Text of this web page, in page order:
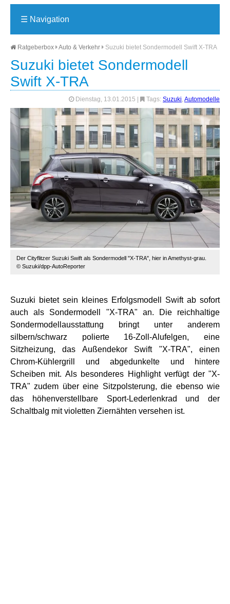
☰ Navigation
Ratgeberbox Auto & Verkehr Suzuki bietet Sondermodell Swift X-TRA
Suzuki bietet Sondermodell
Swift X-TRA
Dienstag, 13.01.2015 Tags: Suzuki, Automodelle
Der Cityflitzer Suzuki Swift als Sondermodell "X-TRA", hier in Amethyst-grau.
© Suzuki/dpp-AutoReporter
Suzuki bietet sein kleines Erfolgsmodell Swift ab sofort
auch als Sondermodell "X-TRA" an. Die reichhaltige
Sondermodellausstattung bringt unter anderem
silbern/schwarz polierte 16-Zoll-Alufelgen, eine
Sitzheizung, das Außendekor Swift "X-TRA", einen
Chrom-Kühlergrill und abgedunkelte und hintere
Scheiben mit. Als besonderes Highlight verfügt der "X-
TRA" zudem über eine Sitzpolsterung, die ebenso wie
das höhenverstellbare Sport-Lederlenkrad und der
Schaltbalg mit violetten Ziernähten versehen ist.